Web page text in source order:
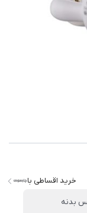
خرید اقساطی با
بدنه